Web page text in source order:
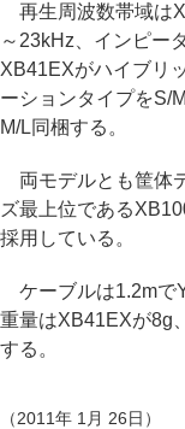
再生周波数帯域は
～23kHz、インピー
XB41EXがハイブリ
ーションタイプをS/
M/L同梱する。
両モデルとも筐体
ズ最上位である
採用している。
ケーブルは1.2mで
重量はXB41EXが8g
する。
（2011年 1月 26日）